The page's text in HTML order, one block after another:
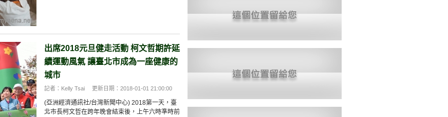
出席2018元旦健走活動 柯文哲期許延
續運動風氣 讓臺北市成為一座健康的
城市
記者：Kelly Tsai 更新日期：2018-01-01 21:00:00
(亞洲經濟通訊社/台灣新聞中心) 2018第一天，臺
北市長柯文哲在跨年晚會結束後，上午六時準時前